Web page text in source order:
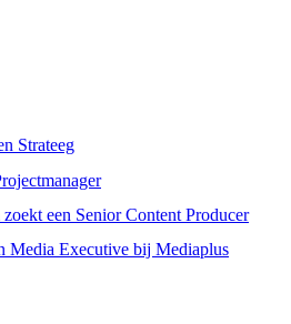
Strateeg
een Senior Content Producer
Media Executive bij Mediaplus